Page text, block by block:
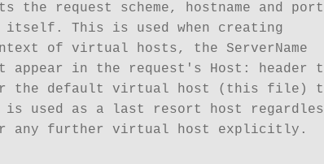
the request scheme, hostname and port
This is used when creating
of virtual hosts, the ServerName
appear in the request's Host: header
the default virtual host (this file)
used as a last resort host
any further virtual host explicitly.